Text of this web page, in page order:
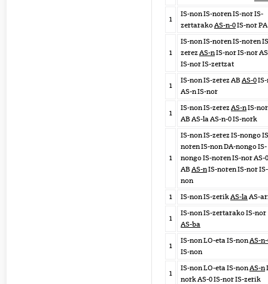
1
IS-non IS-noren IS-nor IS-
zertarakoAS-n-0IS-nor PA
1
IS-non IS-noren IS-noren
zerez AS-nIS-nor IS-nor
IS-nor IS-zertzat
1
IS-non IS-zerez AB AS-0
AS-n IS-nor
1
IS-non IS-zerez AS-nIS-nor
AB AS-la AS-n-0 IS-nork
1
IS-non IS-zerez IS-nongo
noren IS-non DA-nongo IS-
nongo IS-noren IS-nor AS-0
AB AS-nIS-noren IS-nor IS-
non
1
IS-non IS-zerikAS-laAS-
1
IS-non IS-zertarako IS-nor
AS-ba
1
IS-non LO-eta IS-nonAS-
IS-non
1
IS-non LO-eta IS-nonAS-n
nork AS-0 IS-nor IS-zerik